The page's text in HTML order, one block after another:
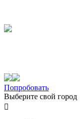
Попробовать
Выберите свой город
